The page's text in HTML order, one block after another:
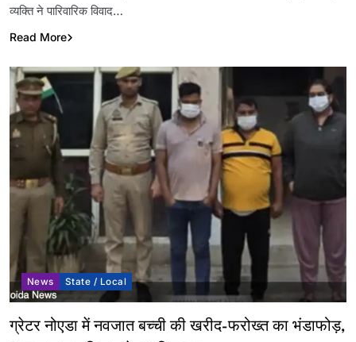
व्यक्ति ने पारिवारिक विवाद…
Read More
News State / Local
ग्रेटर नोएडा में नवजात बच्ची की खरीद-फरोख्त का भंडाफोड़,